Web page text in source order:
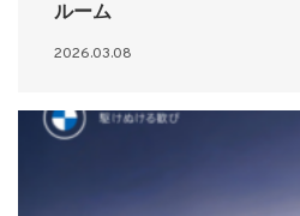
ルーム
2026.03.08